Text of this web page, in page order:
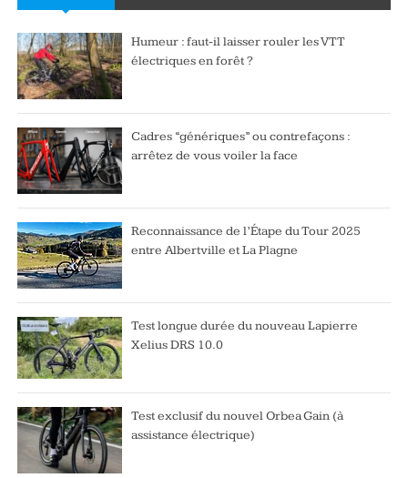
Humeur : faut-il laisser rouler les VTT
électriques en forêt ?
Cadres “génériques” ou contrefaçons :
arrêtez de vous voiler la face
Reconnaissance de l’Étape du Tour 2025
entre Albertville et La Plagne
Test longue durée du nouveau Lapierre
Xelius DRS 10.0
Test exclusif du nouvel Orbea Gain (à
assistance électrique)